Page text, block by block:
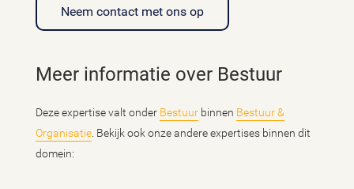
Neem contact met ons op
Meer informatie over Bestuur
Deze expertise valt onder Bestuur binnen Bestuur &
Organisatie . Bekijk ook onze andere expertises binnen dit
domein: